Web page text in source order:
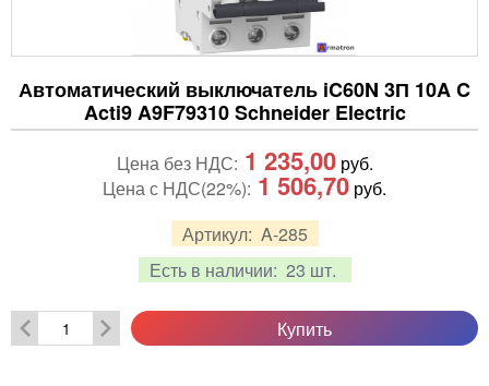
Автоматический выключатель iC60N 3П 10A C
Acti9 A9F79310 Schneider Electric
Артикул: A-285
Есть в наличии: 23 шт.
Цена без НДС: 1 235,00руб.
Цена с НДС(22%): 1 506,70 руб.
Купить